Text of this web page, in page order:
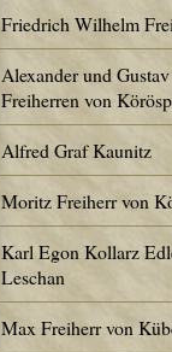
Friedrich Wilhelm
Alexander und
Freiherren von
Alfred Graf Kaunitz
Moritz Freiherr von
Karl Egon Kollarz
Leschan
Max Freiherr von